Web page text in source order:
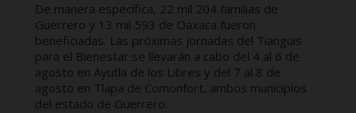
De manera específica, 22 mil 204 familias de
Guerrero y 13 mil 593 de Oaxaca fueron
beneficiadas. Las próximas jornadas del Tianguis
para el Bienestar se llevarán a cabo del 4 al 6 de
agosto en Ayutla de los Libres y del 7 al 8 de
agosto en Tlapa de Comonfort, ambos municipios
del estado de Guerrero.